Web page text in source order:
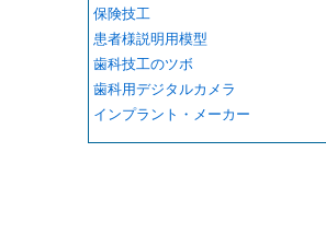
保険技工
患者様説明用模型
歯科技工のツボ
歯科用デジタルカメラ
インプラント・メーカー